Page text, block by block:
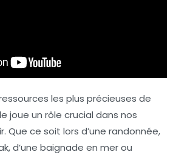
les plus précieuses de
joue un rôle crucial dans nos
Que ce soit lors d’une randonnée,
d’une baignade en mer ou